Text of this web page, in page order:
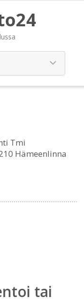
Tmi
Hämeenlinna
tai